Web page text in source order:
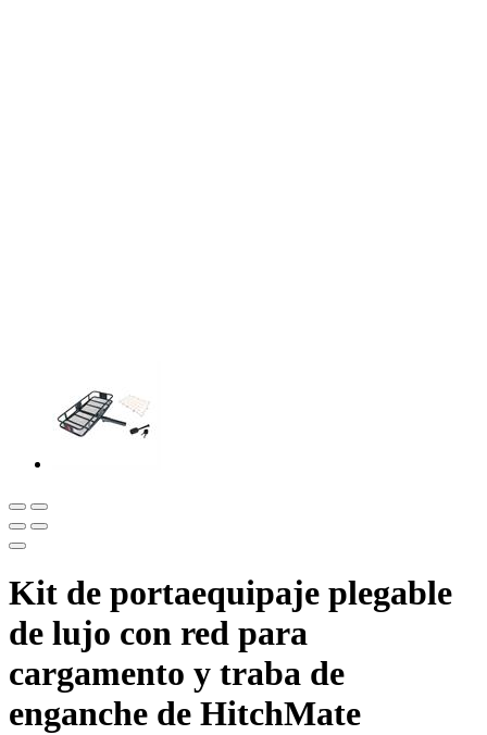
Kit de portaequipaje plegable
de lujo con red para
cargamento y traba de
enganche de HitchMate